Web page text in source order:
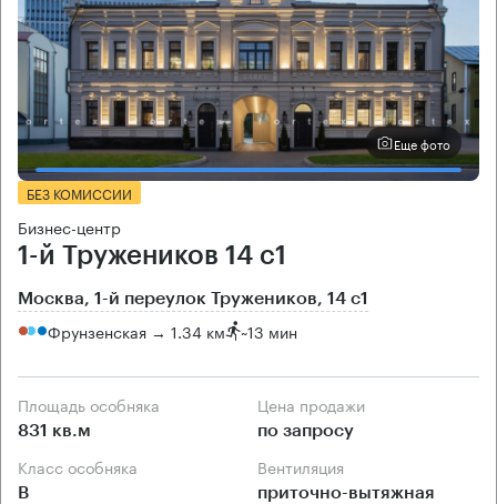
Еще фото
БЕЗ КОМИССИИ
Бизнес-центр
1-й Тружеников 14 с1
Москва, 1-й переулок Тружеников, 14 с1
Фрунзенская → 1.34 км ~13 мин
Площадь особняка
831 кв.м
Цена продажи
по запросу
Класс особняка
B
Вентиляция
приточно-вытяжная